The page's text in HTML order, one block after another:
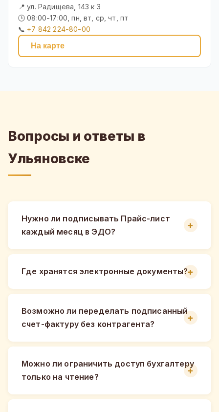
📍 ул. Радищева, 143 к 3
🕒 08:00-17:00, пн, вт, ср, чт, пт
📞 +7 842 224-80-00
На карте
Вопросы и ответы в
Ульяновске
Нужно ли подписывать Прайс-лист
каждый месяц в ЭДО?
Где хранятся электронные документы?
Возможно ли переделать подписанный
счет-фактуру без контрагента?
Можно ли ограничить доступ бухгалтеру
только на чтение?